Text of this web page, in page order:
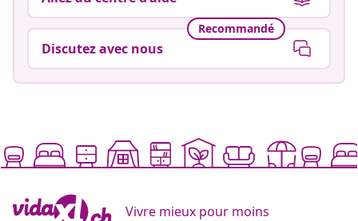
Recommandé
Discutez avec nous
Vivre mieux pour moins